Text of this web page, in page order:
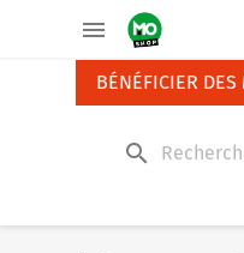

BÉNÉFICIER
search
Panneau de gestion des